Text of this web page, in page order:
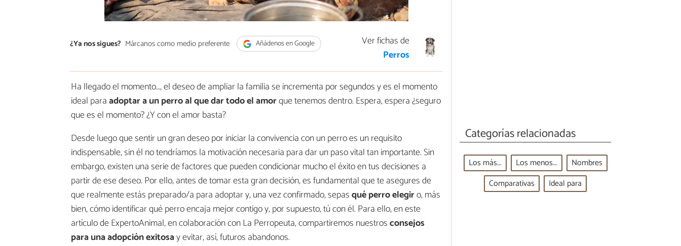
¿Ya nos sigues? Márcanos como medio preferente Añádenos en Google
Ver fichas de
Perros
Ha llegado el momento…, el deseo de ampliar la familia se incrementa por segundos y es el momento
ideal paraadoptar a un perro al que dar todo el amorque tenemos dentro. Espera, espera ¿seguro
que es el momento? ¿Y con el amor basta?
Desde luego que sentir un gran deseo por iniciar la convivencia con un perro es un requisito
indispensable, sin él no tendríamos la motivación necesaria para dar un paso vital tan importante. Sin
embargo, existen una serie de factores que pueden condicionar mucho el éxito en tus decisiones a
partir de ese deseo. Por ello, antes de tomar esta gran decisión, es fundamental que te asegures de
que realmente estás preparado/a para adoptar y, una vez confirmado, sepasqué perro elegiro, más
bien, cómo identificar qué perro encaja mejor contigo y, por supuesto, tú con él. Para ello, en este
artículo de ExpertoAnimal, en colaboración con La Perropeuta, compartiremos nuestrosconsejos
para una adopción exitosay evitar, así, futuros abandonos.
Categorías relacionadas
Los más... Los menos...
Nombres
Comparativas
Ideal para